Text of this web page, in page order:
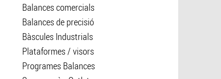
Balances comercials
Balances de precisió
Bàscules Industrials
Plataformes / visors
Programes Balances